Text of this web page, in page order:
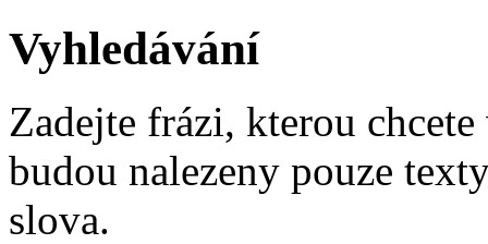
Vyhledávání
Zadejte frázi, kterou
budou nalezeny pouze
slova.